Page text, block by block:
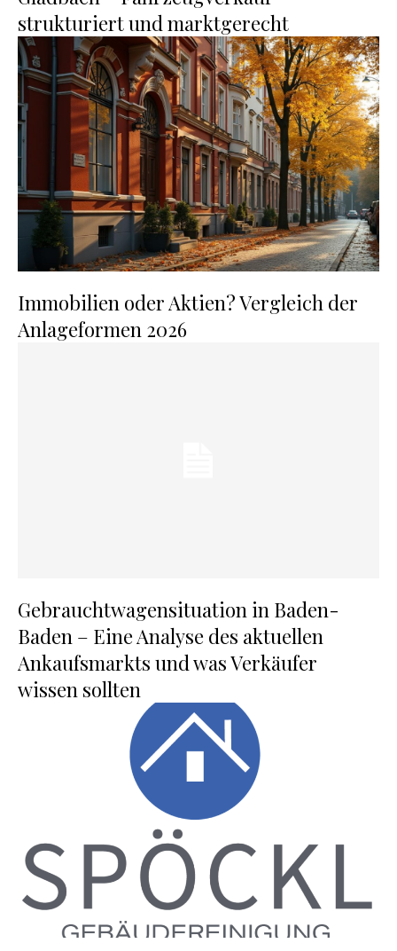
strukturiert und marktgerecht
Immobilien oder Aktien? Vergleich der
Anlageformen 2026
Gebrauchtwagensituation in Baden-
Baden – Eine Analyse des aktuellen
Ankaufsmarkts und was Verkäufer
wissen sollten